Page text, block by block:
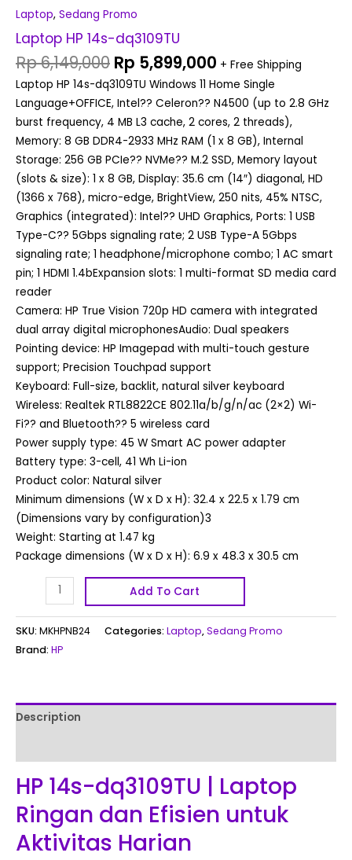
Laptop, Sedang Promo
Laptop HP 14s-dq3109TU
Rp6,149,000 Rp 5,899,000 + Free Shipping
Laptop HP 14s-dq3109TU Windows 11 Home Single
Language+OFFICE, Intel?? Celeron?? N4500 (up to 2.8 GHz
burst frequency, 4 MB L3 cache, 2 cores, 2 threads),
Memory: 8 GB DDR4-2933 MHz RAM (1 x 8 GB), Internal
Storage: 256 GB PCIe?? NVMe?? M.2 SSD, Memory layout
(slots & size): 1 x 8 GB, Display: 35.6 cm (14″) diagonal, HD
(1366 x 768), micro-edge, BrightView, 250 nits, 45% NTSC,
Graphics (integrated): Intel?? UHD Graphics, Ports: 1 USB
Type-C?? 5Gbps signaling rate; 2 USB Type-A 5Gbps
signaling rate; 1 headphone/microphone combo; 1 AC smart
pin; 1 HDMI 1.4bExpansion slots: 1 multi-format SD media card
reader
Camera: HP True Vision 720p HD camera with integrated
dual array digital microphonesAudio: Dual speakers
Pointing device: HP Imagepad with multi-touch gesture
support; Precision Touchpad support
Keyboard: Full-size, backlit, natural silver keyboard
Wireless: Realtek RTL8822CE 802.11a/b/g/n/ac (2×2) Wi-
Fi?? and Bluetooth?? 5 wireless card
Power supply type: 45 W Smart AC power adapter
Battery type: 3-cell, 41 Wh Li-ion
Product color: Natural silver
Minimum dimensions (W x D x H): 32.4 x 22.5 x 1.79 cm
(Dimensions vary by configuration)3
Weight: Starting at 1.47 kg
Package dimensions (W x D x H): 6.9 x 48.3 x 30.5 cm
Add To Cart
SKU: MKHPNB24 Categories: Laptop,Sedang Promo
Brand: HP
Description
HP 14s-dq3109TU | Laptop
Ringan dan Efisien untuk
Aktivitas Harian